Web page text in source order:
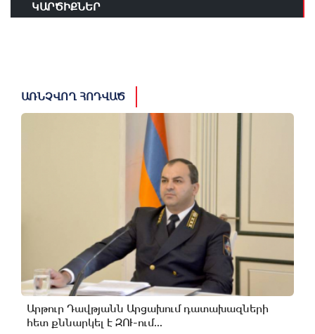
ԿԱՐԾԻՔՆԵՐ
ԱՌՆՉՎՈՂ ՀՈԴՎԱԾ
Արթուր Դավթյանն Արցախում դատախազների
հետ քննարկել է ԶՈՒ-ում...